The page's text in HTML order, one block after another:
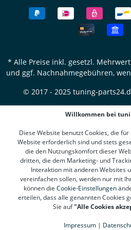
* Alle Preise inkl. gesetzl.
und ggf. Nachnahmegebühren,
© 2017 - 2025 tuning-
Willkommen bei
Diese Website benutzt Cookies, die
Website erforderlich sind und stets
die den Nutzungskomfort dieser
dritten, die dem Marketing- und
Interaktion mit anderen Websites
vereinfachen sollen, werden nur mit
können die Cookie-Einstellungen
erteilen, dass alle genannten Cookies
Sie auf"Alle Cookies
Impressum |